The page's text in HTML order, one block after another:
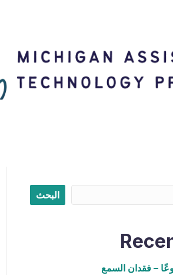
البحث
– فقدان السمع